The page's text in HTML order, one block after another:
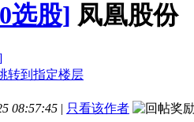
选股] 凤凰股份
08:57:45 | 只看该作者